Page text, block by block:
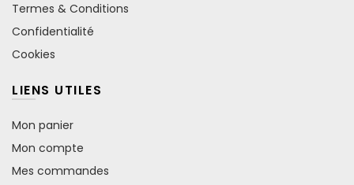
Termes & Conditions
Confidentialité
Cookies
LIENS UTILES
Mon panier
Mon compte
Mes commandes